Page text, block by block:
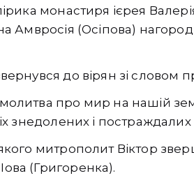
монастиря ієрея
Амвросія (Осіпова)
до вірян зі словом
про мир на нашій
знедолених і постраждалих
митрополит Віктор
(Григоренка).